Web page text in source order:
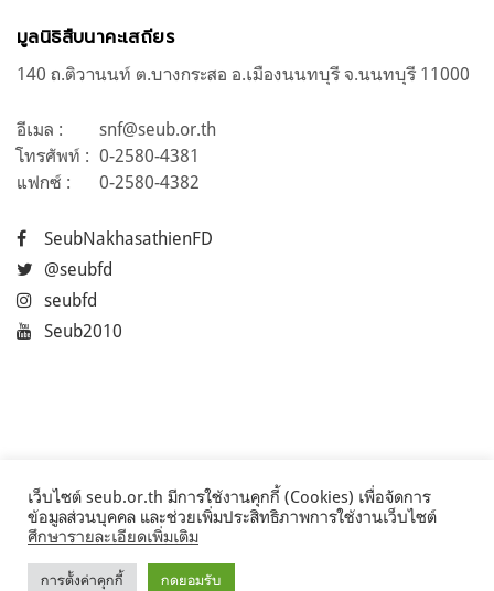
มูลนิธิสืบนาคะเสถียร
140 ถ.ติวานนท์ ต.บางกระสอ อ.เมืองนนทบุรี จ.นนทบุรี 11000
อีเมล :
snf@seub.or.th
โทรศัพท์ : 0-2580-4381
แฟกซ์ :
0-2580-4382
SeubNakhasathienFD
@seubfd
seubfd
Seub2010
เว็บไซต์ seub.or.th มีการใช้งานคุกกี้ (Cookies) เพื่อจัดการ
ข้อมูลส่วนบุคคล และช่วยเพิ่มประสิทธิภาพการใช้งานเว็บไซต์
ศึกษารายละเอียดเพิ่มเติม
การตั้งค่าคุกกี้ กดยอมรับ